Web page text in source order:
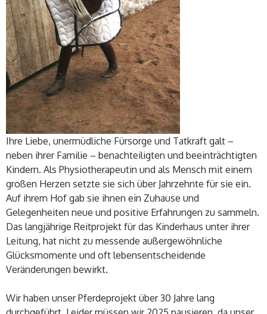
Ihre Liebe, unermüdliche Fürsorge und Tatkraft galt –
neben ihrer Familie – benachteiligten und beeinträchtigten
Kindern. Als Physiotherapeutin und als Mensch mit einem
großen Herzen setzte sie sich über Jahrzehnte für sie ein.
Auf ihrem Hof gab sie ihnen ein Zuhause und
Gelegenheiten neue und positive Erfahrungen zu sammeln.
Das langjährige Reitprojekt für das Kinderhaus unter ihrer
Leitung, hat nicht zu messende außergewöhnliche
Glücksmomente und oft lebensentscheidende
Veränderungen bewirkt.
Wir haben unser Pferdeprojekt über 30 Jahre lang